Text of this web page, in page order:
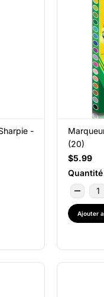
-
(20)
$5.99
Quantité
Ajouter